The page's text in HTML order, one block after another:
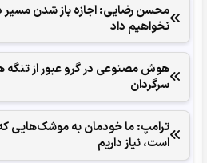
محسن رضایی: اجازه باز شدن مسیر
نخواهیم داد
سرگردان
ترامپ: ما خودمان به موشک‌هایی
است، نیاز داریم